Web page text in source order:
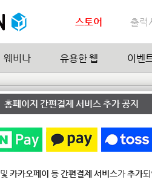
스토어 출력
웨비나 유용한 웹 이벤
Lovely 코끼리
byHiLobster 2| Hit14,618
홈페이지 간편결제 서비스 추가 공지
및 카카오페이 등간편결제 서비스가추가